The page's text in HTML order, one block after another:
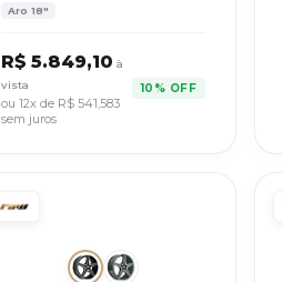
Aro 18"
R$ 5.849,10 à
vista
ou 12x de R$ 541,583
sem juros
10% OFF